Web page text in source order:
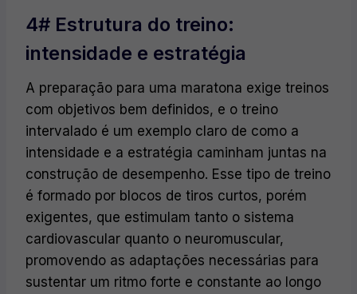
4# Estrutura do treino:
intensidade e estratégia
A preparação para uma maratona exige treinos
com objetivos bem definidos, e o treino
intervalado é um exemplo claro de como a
intensidade e a estratégia caminham juntas na
construção de desempenho. Esse tipo de treino
é formado por blocos de tiros curtos, porém
exigentes, que estimulam tanto o sistema
cardiovascular quanto o neuromuscular,
promovendo as adaptações necessárias para
sustentar um ritmo forte e constante ao longo